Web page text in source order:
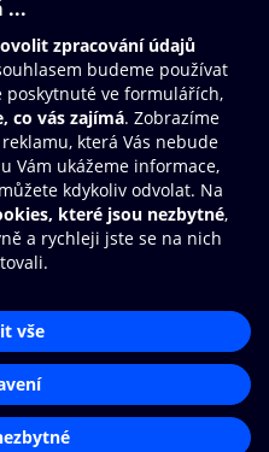
O2 Knihovna
své e-knihy a
rychleji a pohodlněji.